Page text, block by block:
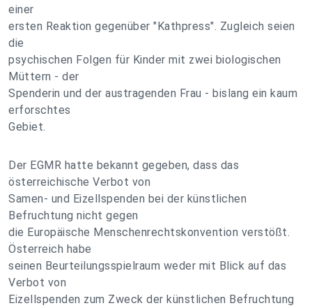
einer
ersten Reaktion gegenüber "Kathpress". Zugleich seien
die
psychischen Folgen für Kinder mit zwei biologischen
Müttern - der
Spenderin und der austragenden Frau - bislang ein kaum
erforschtes
Gebiet.
Der EGMR hatte bekannt gegeben, dass das
österreichische Verbot von
Samen- und Eizellspenden bei der künstlichen
Befruchtung nicht gegen
die Europäische Menschenrechtskonvention verstößt.
Österreich habe
seinen Beurteilungsspielraum weder mit Blick auf das
Verbot von
Eizellspenden zum Zweck der künstlichen Befruchtung